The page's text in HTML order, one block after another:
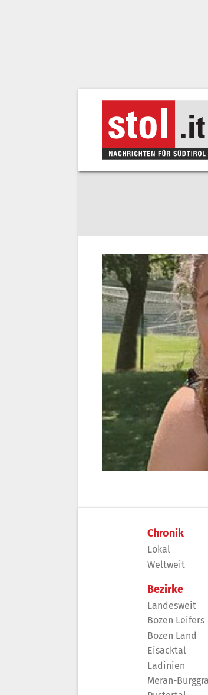
Chronik
Lokal
Weltweit
Bezirke
Landesweit
Bozen Leifers
Bozen Land
Eisacktal
Ladinien
Meran-